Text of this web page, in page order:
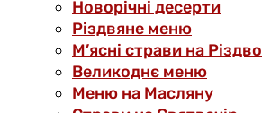
Новорічні десерти
Різдвяне меню
М’ясні страви на Різдво
Великоднє меню
Меню на Масляну